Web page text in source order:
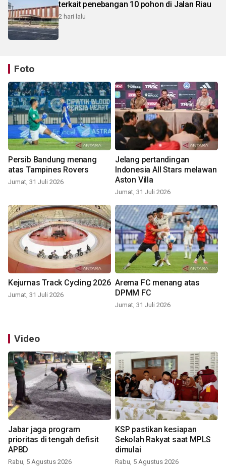
terkait penebangan 10 pohon di Jalan Riau
2 hari lalu
Foto
Persib Bandung menang
atas Tampines Rovers
Jumat, 31 Juli 2026
Jelang pertandingan
Indonesia All Stars melawan
Aston Villa
Jumat, 31 Juli 2026
Kejurnas Track Cycling 2026
Jumat, 31 Juli 2026
Arema FC menang atas
DPMM FC
Jumat, 31 Juli 2026
Video
Jabar jaga program
prioritas di tengah defisit
APBD
Rabu, 5 Agustus 2026
KSP pastikan kesiapan
Sekolah Rakyat saat MPLS
dimulai
Rabu, 5 Agustus 2026